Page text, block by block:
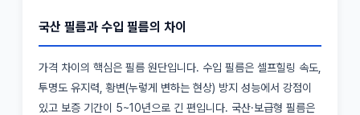
국산 필름과 수입 필름의 차이
가격 차이의 핵심은 필름 원단입니다. 수입 필름은 셀프힐링 속도,
투명도 유지력, 황변(누렇게 변하는 현상) 방지 성능에서 강점이
있고 보증 기간이 5~10년으로 긴 편입니다. 국산·보급형 필름은